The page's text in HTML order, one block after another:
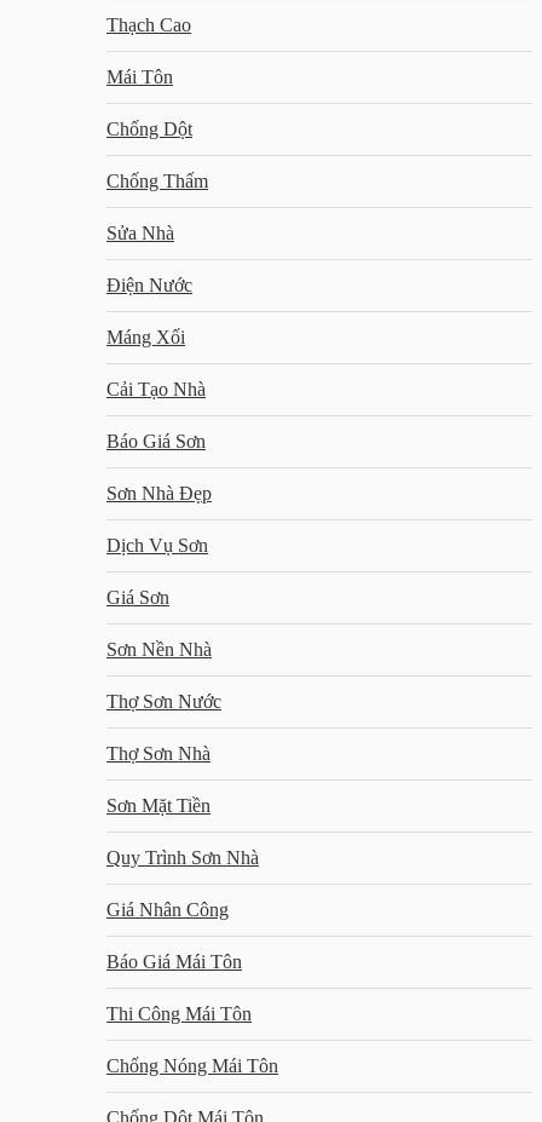
Thạch Cao
Mái Tôn
Chống Dột
Chống Thấm
Sửa Nhà
Điện Nước
Máng Xối
Cải Tạo Nhà
Báo Giá Sơn
Sơn Nhà Đẹp
Dịch Vụ Sơn
Giá Sơn
Sơn Nền Nhà
Thợ Sơn Nước
Thợ Sơn Nhà
Sơn Mặt Tiền
Quy Trình Sơn Nhà
Giá Nhân Công
Báo Giá Mái Tôn
Thi Công Mái Tôn
Chống Nóng Mái Tôn
Chống Dột Mái Tôn